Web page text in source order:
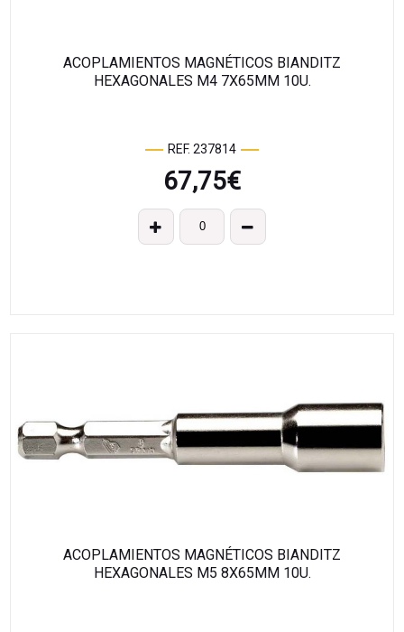
ACOPLAMIENTOS MAGNÉTICOS BIANDITZ
HEXAGONALES M4 7X65MM 10U.
REF. 237814
67,75€
ACOPLAMIENTOS MAGNÉTICOS BIANDITZ
HEXAGONALES M5 8X65MM 10U.